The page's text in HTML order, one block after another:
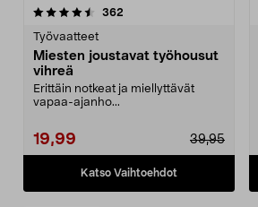
362
Työvaatteet
Miesten joustavat työhousut
vihreä
Erittäin notkeat ja miellyttävät
vapaa-ajanho...
19,99 39,95
Katso Vaihtoehdot
4.0 viidestä